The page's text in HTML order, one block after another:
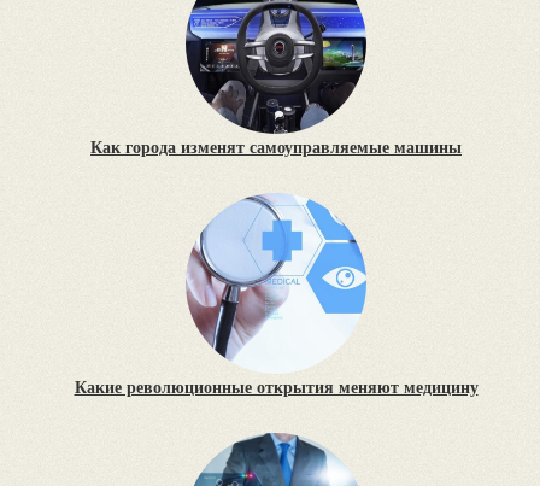
Как города изменят самоуправляемые машины
Какие революционные открытия меняют медицину